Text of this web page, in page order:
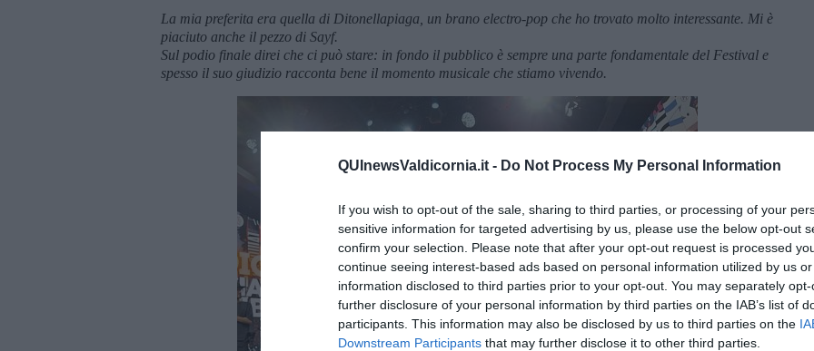
QUInewsValdicornia.it - Do Not Process My Personal Information
If you wish to opt-out of the sale, sharing to third parties, or processing of your
sensitive information for targeted advertising by us, please use the below opt-out
confirm your selection. Please note that after your opt-out request is processed
continue seeing interest-based ads based on personal information utilized by us
information disclosed to third parties prior to your opt-out. You may separately
further disclosure of your personal information by third parties on the IAB’s list of
participants. This information may also be disclosed by us to third parties on the
Downstream Participants that may further disclose it to other third parties.
La mia preferita era quella di Ditonellapiaga, un brano electro-pop che ho trovato molto interessante. Mi è
piaciuto anche il pezzo di Sayf.
Sul podio finale direi che ci può stare: in fondo il pubblico è sempre una parte fondamentale del Festival e
spesso il suo giudizio racconta bene il momento musicale che stiamo vivendo.